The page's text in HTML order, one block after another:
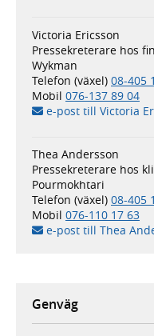
Victoria Ericsson
Pressekreterare hos
Wykman
Telefon (växel) 08-405
Mobil 076-137 89 04
e-post till Victoria
Thea Andersson
Pressekreterare hos
Pourmokhtari
Telefon (växel) 08-405
Mobil 076-110 17 63
e-post till Thea
Genväg